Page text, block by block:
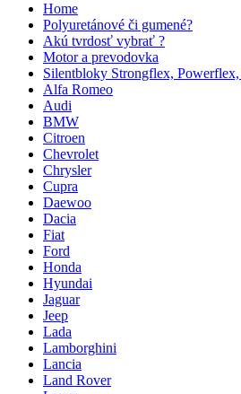
Home
Polyuretánové či gumené?
Akú tvrdosť vybrať ?
Motor a prevodovka
Silentbloky Strongflex,
Alfa Romeo
Audi
BMW
Citroen
Chevrolet
Chrysler
Cupra
Daewoo
Dacia
Fiat
Ford
Honda
Hyundai
Jaguar
Jeep
Lada
Lamborghini
Lancia
Land Rover